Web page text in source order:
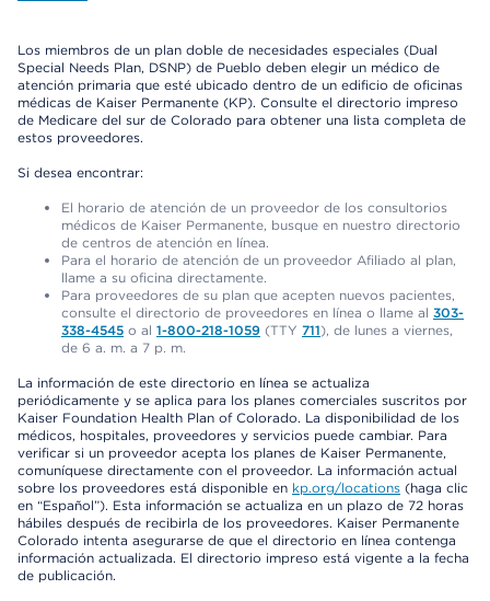
Los miembros de un plan doble de necesidades especiales (Dual
Special Needs Plan, DSNP) de Pueblo deben elegir un médico de
atención primaria que esté ubicado dentro de un edificio de oficinas
médicas de Kaiser Permanente (KP). Consulte el directorio impreso
de Medicare del sur de Colorado para obtener una lista completa de
estos proveedores.
Si desea encontrar:
El horario de atención de un proveedor de los consultorios
médicos de Kaiser Permanente, busque en nuestro directorio
de centros de atención en línea.
Para el horario de atención de un proveedor Afiliado al plan,
llame a su oficina directamente.
Para proveedores de su plan que acepten nuevos pacientes,
consulte el directorio de proveedores en línea o llame al 303-
338-4545 o al 1-800-218-1059 (TTY 711), de lunes a viernes,
de 6 a. m. a 7 p. m.
La información de este directorio en línea se actualiza
periódicamente y se aplica para los planes comerciales suscritos por
Kaiser Foundation Health Plan of Colorado. La disponibilidad de los
médicos, hospitales, proveedores y servicios puede cambiar. Para
verificar si un proveedor acepta los planes de Kaiser Permanente,
comuníquese directamente con el proveedor. La información actual
sobre los proveedores está disponible en kp.org/locations (haga clic
en “Español”). Esta información se actualiza en un plazo de 72 horas
hábiles después de recibirla de los proveedores. Kaiser Permanente
Colorado intenta asegurarse de que el directorio en línea contenga
información actualizada. El directorio impreso está vigente a la fecha
de publicación.